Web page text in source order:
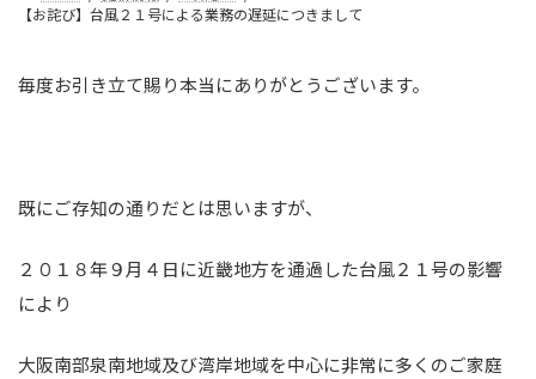
時
:
【お詫び】台風２１号による業務の遅延につきまして
毎度お引き立て賜り本当にありがとうございます。
既にご存知の通りだとは思いますが、
２０１８年９月４日に近畿地方を通過した台風２１号の影響
により
大阪南部泉南地域及び湾岸地域を中心に非常に多くのご家庭